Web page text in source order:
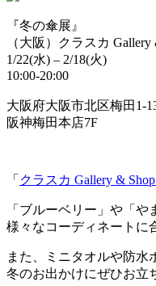
『冬の傘展』
（大阪）クラスカ
1/22(水) – 2/18(火)
10:00-20:00
大阪府大阪市北区梅田1-
阪神梅田本店7F
「 クラスカ Gallery &
「ブルーベリー」や「や
様々なコーディネートに
また、ミニタオルや防水
冬のお出かけにぜひお立